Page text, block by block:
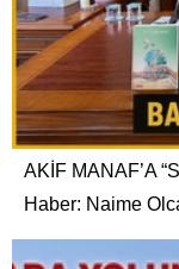
AKİF MANAF’A
Haber: Naime